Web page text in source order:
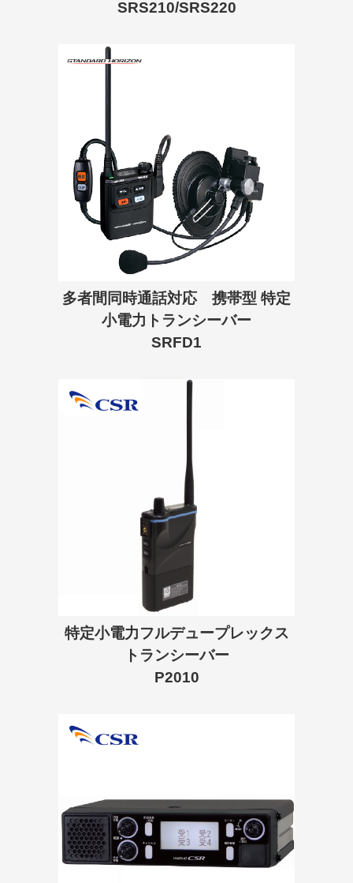
SRS210/SRS220
多者間同時通話対応 携帯型 特定
小電力トランシーバー
SRFD1
特定小電力フルデュープレックス
トランシーバー
P2010